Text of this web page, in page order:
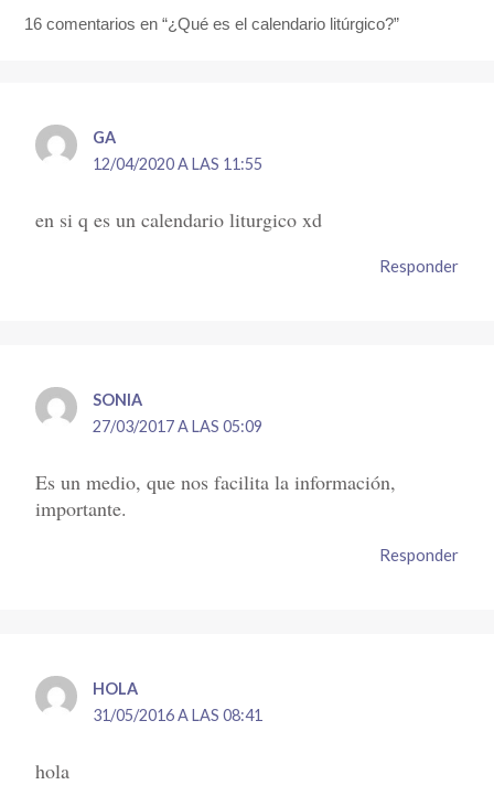
16 comentarios en “¿Qué es el calendario litúrgico?”
GA
12/04/2020 A LAS 11:55
en si q es un calendario liturgico xd
Responder
SONIA
27/03/2017 A LAS 05:09
Es un medio, que nos facilita la información,
importante.
Responder
HOLA
31/05/2016 A LAS 08:41
hola